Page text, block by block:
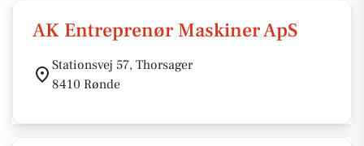
AK Entreprenør Maskiner ApS
Stationsvej 57, Thorsager
8410 Rønde